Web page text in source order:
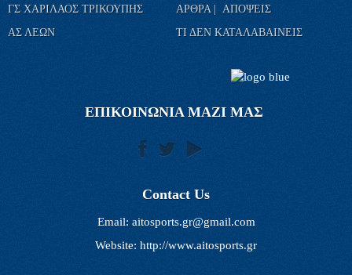
ΓΣ ΧΑΡΙΛΑΟΣ ΤΡΙΚΟΥΠΗΣ
ΑΣ ΛΕΩΝ
ΑΡΘΡΑ | ΑΠΟΨΕΙΣ
ΤΙ ΔΕΝ ΚΑΤΑΛΑΒΑΙΝΕΙΣ
ΕΠΙΚΟΙΝΩΝΙΑ ΜΑΖΙ ΜΑΣ
Contact Us
Email: aitosports.gr@gmail.com
Website: http://www.aitosports.gr